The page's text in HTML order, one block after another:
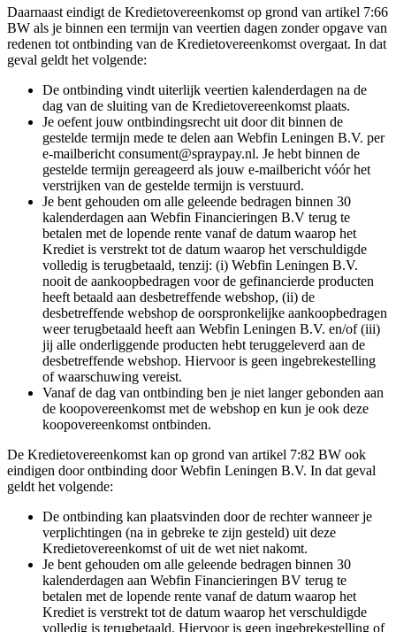
Daarnaast eindigt de Kredietovereenkomst op grond van artikel 7:66
BW als je binnen een termijn van veertien dagen zonder opgave van
redenen tot ontbinding van de Kredietovereenkomst overgaat. In dat
geval geldt het volgende:
De ontbinding vindt uiterlijk veertien kalenderdagen na de
dag van de sluiting van de Kredietovereenkomst plaats.
Je oefent jouw ontbindingsrecht uit door dit binnen de
gestelde termijn mede te delen aan Webfin Leningen B.V. per
e-mailbericht consument@spraypay.nl. Je hebt binnen de
gestelde termijn gereageerd als jouw e-mailbericht vóór het
verstrijken van de gestelde termijn is verstuurd.
Je bent gehouden om alle geleende bedragen binnen 30
kalenderdagen aan Webfin Financieringen B.V terug te
betalen met de lopende rente vanaf de datum waarop het
Krediet is verstrekt tot de datum waarop het verschuldigde
volledig is terugbetaald, tenzij: (i) Webfin Leningen B.V.
nooit de aankoopbedragen voor de gefinancierde producten
heeft betaald aan desbetreffende webshop, (ii) de
desbetreffende webshop de oorspronkelijke aankoopbedragen
weer terugbetaald heeft aan Webfin Leningen B.V. en/of (iii)
jij alle onderliggende producten hebt teruggeleverd aan de
desbetreffende webshop. Hiervoor is geen ingebrekestelling
of waarschuwing vereist.
Vanaf de dag van ontbinding ben je niet langer gebonden aan
de koopovereenkomst met de webshop en kun je ook deze
koopovereenkomst ontbinden.
De Kredietovereenkomst kan op grond van artikel 7:82 BW ook
eindigen door ontbinding door Webfin Leningen B.V. In dat geval
geldt het volgende:
De ontbinding kan plaatsvinden door de rechter wanneer je
verplichtingen (na in gebreke te zijn gesteld) uit deze
Kredietovereenkomst of uit de wet niet nakomt.
Je bent gehouden om alle geleende bedragen binnen 30
kalenderdagen aan Webfin Financieringen BV terug te
betalen met de lopende rente vanaf de datum waarop het
Krediet is verstrekt tot de datum waarop het verschuldigde
volledig is terugbetaald. Hiervoor is geen ingebrekestelling of